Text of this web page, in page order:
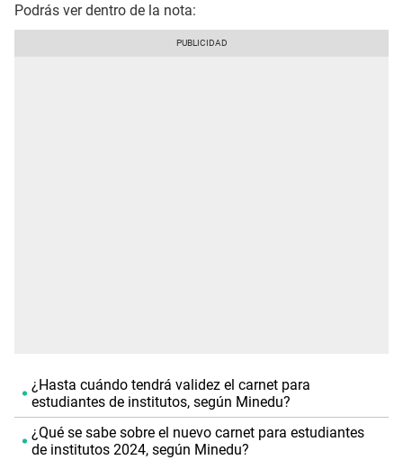
Podrás ver dentro de la nota:
¿Hasta cuándo tendrá validez el carnet para
estudiantes de institutos, según Minedu?
¿Qué se sabe sobre el nuevo carnet para estudiantes
de institutos 2024, según Minedu?